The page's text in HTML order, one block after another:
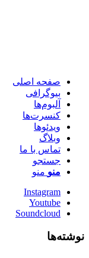
صفحه اصلی
بیوگرافی
آلبوم‌ها
کنسرت‌ها
ویدئو‌ها
وبلاگ
تماس با ما
جستجو
منو منو
Instagram
Youtube
Soundcloud
نوشته‌ها